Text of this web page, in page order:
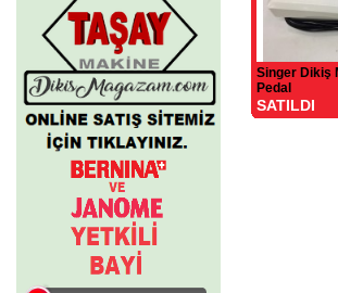
Singer Dikiş
Pedal
SATILDI